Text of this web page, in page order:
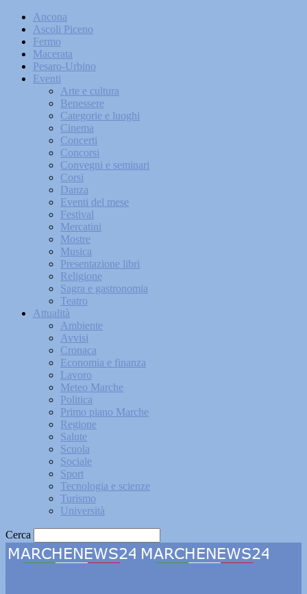
Ancona
Ascoli Piceno
Fermo
Macerata
Pesaro-Urbino
Eventi
Arte e cultura
Benessere
Categorie e luoghi
Cinema
Concerti
Concorsi
Convegni e seminari
Corsi
Danza
Eventi del mese
Festival
Mercatini
Mostre
Musica
Presentazione libri
Religione
Sagra e gastronomia
Teatro
Attualità
Ambiente
Avvisi
Cronaca
Economia e finanza
Lavoro
Meteo Marche
Politica
Primo piano Marche
Regione
Salute
Scuola
Sociale
Sport
Tecnologia e scienze
Turismo
Università
Cerca